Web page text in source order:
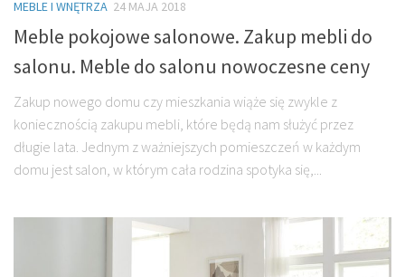
MEBLE I WNĘTRZA 24 MAJA 2018
Meble pokojowe salonowe. Zakup mebli do
salonu. Meble do salonu nowoczesne ceny
Zakup nowego domu czy mieszkania wiąże się zwykle z
koniecznością zakupu mebli, które będą nam służyć przez
długie lata. Jednym z ważniejszych pomieszczeń w każdym
domu jest salon, w którym cała rodzina spotyka się,...